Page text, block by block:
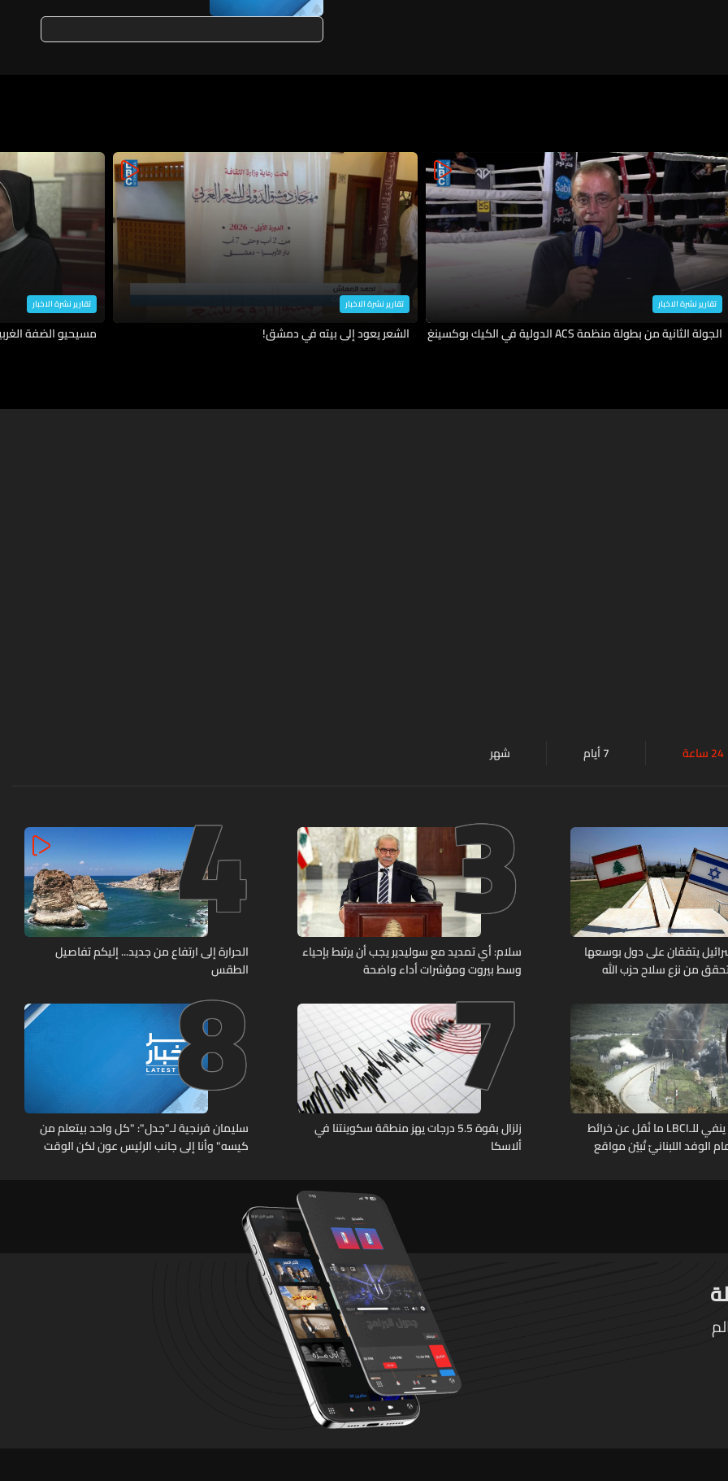
تقارير نشرة الاخبار
الجولة الثانية من بطولة منظمة ACS الدولية في الكيك بوكسينغ
تقارير نشرة الاخبار
الشعر يعود إلى بيته في دمشق!
تقارير نشرة الاخبار
مسيحيو الضفة
24 ساعة 7 أيام شهر
يتفقان على دول بوسعها
من نزع سلاح حزب الله
3
سلام: أي تمديد مع سوليدير يجب أن يرتبط بإحياء
وسط بيروت ومؤشرات أداء واضحة
4
الحرارة إلى ارتفاع من جديد... إليكم تفاصيل
الطقس
مصدر عسكريّ ينفي للـLBCI ما نُقل عن خرائط
الوفد اللبنانيّ تُبيّن مواقع
7زلزال بقوة 5.5 درجات يهز منطقة سكوينتنا في
ألاسكا
8
سليمان فرنجية لـ"جدل": "كل واحد بيتعلم من
كيسه" وأنا إلى جانب الرئيس عون لكن الوقت